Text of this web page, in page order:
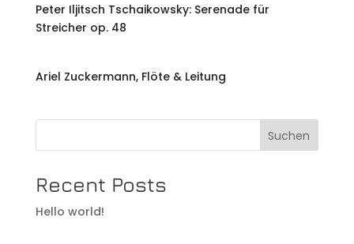
Peter Iljitsch Tschaikowsky: Serenade für
Streicher op. 48
Ariel Zuckermann, Flöte & Leitung
Suchen
Recent Posts
Hello world!